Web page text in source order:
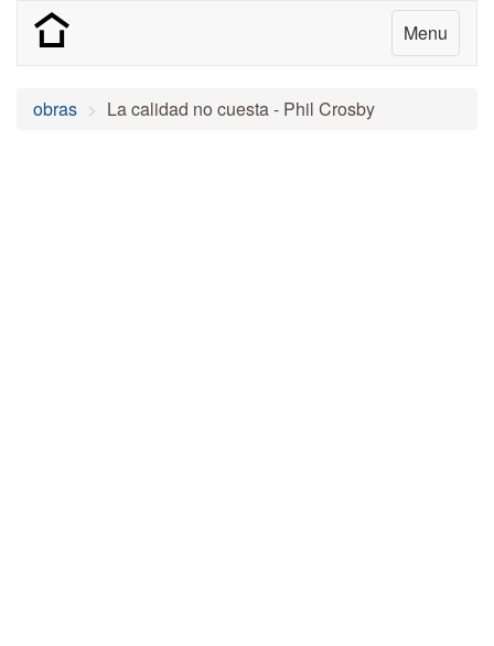
Menu
obras La calidad no cuesta - Phil Crosby